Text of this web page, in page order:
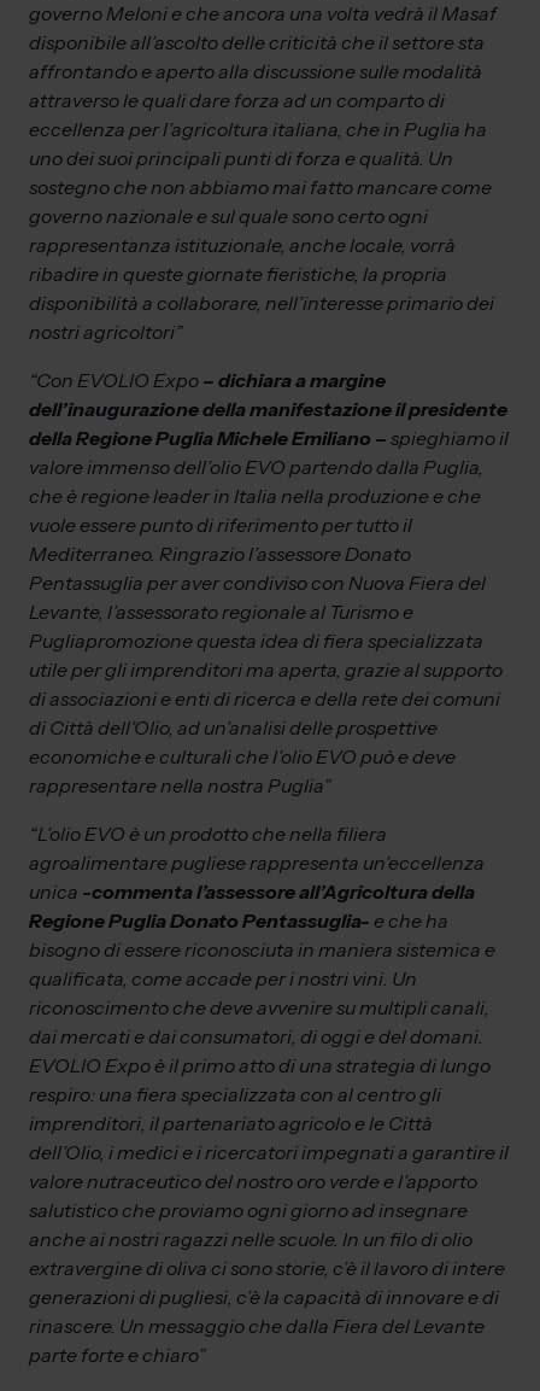
governo Meloni e che ancora una volta vedrà il Masaf
disponibile all’ascolto delle criticità che il settore sta
affrontando e aperto alla discussione sulle modalità
attraverso le quali dare forza ad un comparto di
eccellenza per l’agricoltura italiana, che in Puglia ha
uno dei suoi principali punti di forza e qualità. Un
sostegno che non abbiamo mai fatto mancare come
governo nazionale e sul quale sono certo ogni
rappresentanza istituzionale, anche locale, vorrà
ribadire in queste giornate fieristiche, la propria
disponibilità a collaborare, nell’interesse primario dei
nostri agricoltori”
“Con EVOLIO Expo – dichiara a margine
dell’inaugurazione della manifestazione il presidente
della Regione Puglia Michele Emiliano – spieghiamo il
valore immenso dell’olio EVO partendo dalla Puglia,
che è regione leader in Italia nella produzione e che
vuole essere punto di riferimento per tutto il
Mediterraneo. Ringrazio l’assessore Donato
Pentassuglia per aver condiviso con Nuova Fiera del
Levante, l’assessorato regionale al Turismo e
Pugliapromozione questa idea di fiera specializzata
utile per gli imprenditori ma aperta, grazie al supporto
di associazioni e enti di ricerca e della rete dei comuni
di Città dell’Olio, ad un’analisi delle prospettive
economiche e culturali che l’olio EVO può e deve
rappresentare nella nostra Puglia”
“L’olio EVO è un prodotto che nella filiera
agroalimentare pugliese rappresenta un’eccellenza
unica -commenta l’assessore all’Agricoltura della
Regione Puglia Donato Pentassuglia- e che ha
bisogno di essere riconosciuta in maniera sistemica e
qualificata, come accade per i nostri vini. Un
riconoscimento che deve avvenire su multipli canali,
dai mercati e dai consumatori, di oggi e del domani.
EVOLIO Expo è il primo atto di una strategia di lungo
respiro: una fiera specializzata con al centro gli
imprenditori, il partenariato agricolo e le Città
dell’Olio, i medici e i ricercatori impegnati a garantire il
valore nutraceutico del nostro oro verde e l’apporto
salutistico che proviamo ogni giorno ad insegnare
anche ai nostri ragazzi nelle scuole. In un filo di olio
extravergine di oliva ci sono storie, c’è il lavoro di intere
generazioni di pugliesi, c’è la capacità di innovare e di
rinascere. Un messaggio che dalla Fiera del Levante
parte forte e chiaro”